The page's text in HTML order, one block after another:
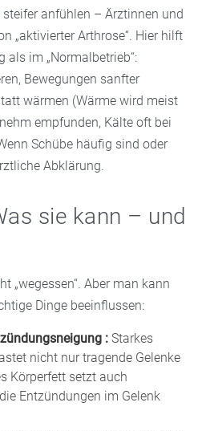
anfühlen – Ärztinnen und
„aktivierter Arthrose“. Hier hilft
als im „Normalbetrieb“:
Bewegungen sanfter
wärmen (Wärme wird meist
empfunden, Kälte oft bei
Schübe häufig sind oder
Abklärung.
sie kann – und
„wegessen“. Aber man kann
Dinge beeinflussen:
: Starkes
nicht nur tragende Gelenke
Körperfett setzt auch
Entzündungen im Gelenk